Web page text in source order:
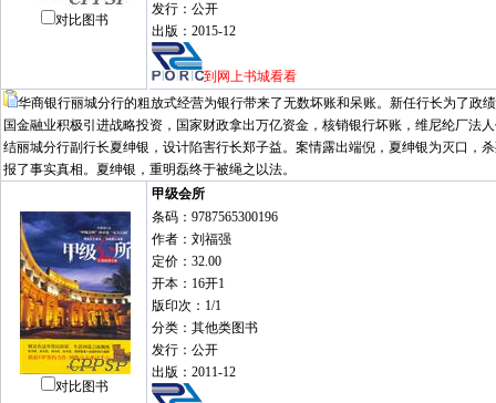
对比图书
发行：公开
出版：2015-12
到网上书城看看
华商银行丽城分行的粗放式经营为银行带来了无数坏账和呆账。新任行长为了
国金融业积极引进战略投资，国家财政拿出万亿资金，核销银行坏账，维尼纶厂
结丽城分行副行长夏绅银，设计陷害行长郑子益。案情露出端倪，夏绅银为灭口，
报了事实真相。夏绅银，重明磊终于被绳之以法。
对比图书
甲级会所
条码：9787565300196
作者：刘福强
定价：32.00
开本：16开1
版印次：1/1
分类：其他类图书
发行：公开
出版：2011-12